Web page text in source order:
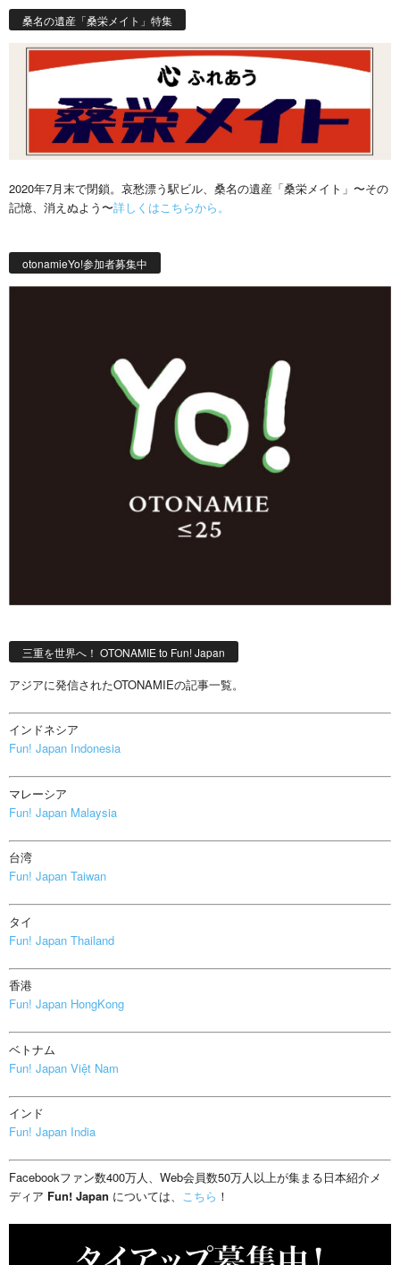
桑名の遺産「桑栄メイト」特集
2020年7月末で閉鎖。哀愁漂う駅ビル、桑名の遺産「桑栄メイト」〜その
記憶、消えぬよう〜詳しくはこちらから。
otonamieYo!参加者募集中
三重を世界へ！ OTONAMIE to Fun! Japan
アジアに発信されたOTONAMIEの記事一覧。
インドネシア
Fun! Japan Indonesia
マレーシア
Fun! Japan Malaysia
台湾
Fun! Japan Taiwan
タイ
Fun! Japan Thailand
香港
Fun! Japan HongKong
ベトナム
Fun! Japan Việt Nam
インド
Fun! Japan India
Facebookファン数400万人、Web会員数50万人以上が集まる日本紹介メ
ディア Fun! Japan については、 こちら ！